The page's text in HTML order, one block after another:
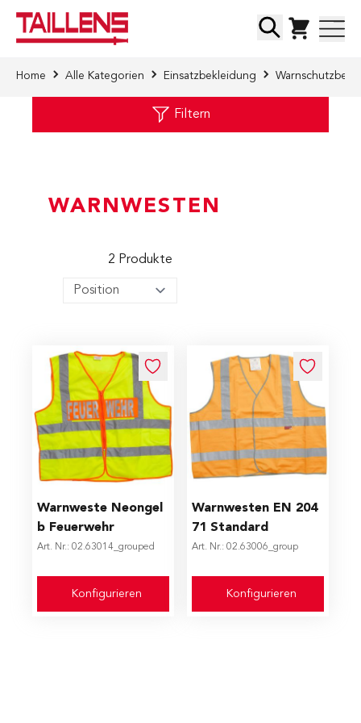
Suche
Home Alle Kategorien Einsatzbekleidung
Filtern
WARNWESTEN
2 Produkte
Warnweste Neongel
b Feuerwehr
Art. Nr.: 02.63014_grouped
The price depends on the options chosen on the
Konfigurieren
Warnwesten EN 204
71 Standard
Art. Nr.: 02.63006_group
The price depends on the
Konfigurieren